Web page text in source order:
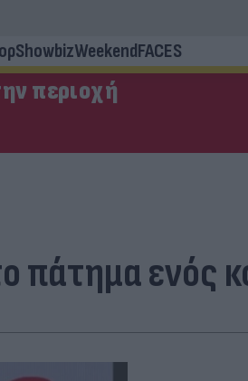
ShowbizWeekendFACES
περιοχή
πάτημα ενός